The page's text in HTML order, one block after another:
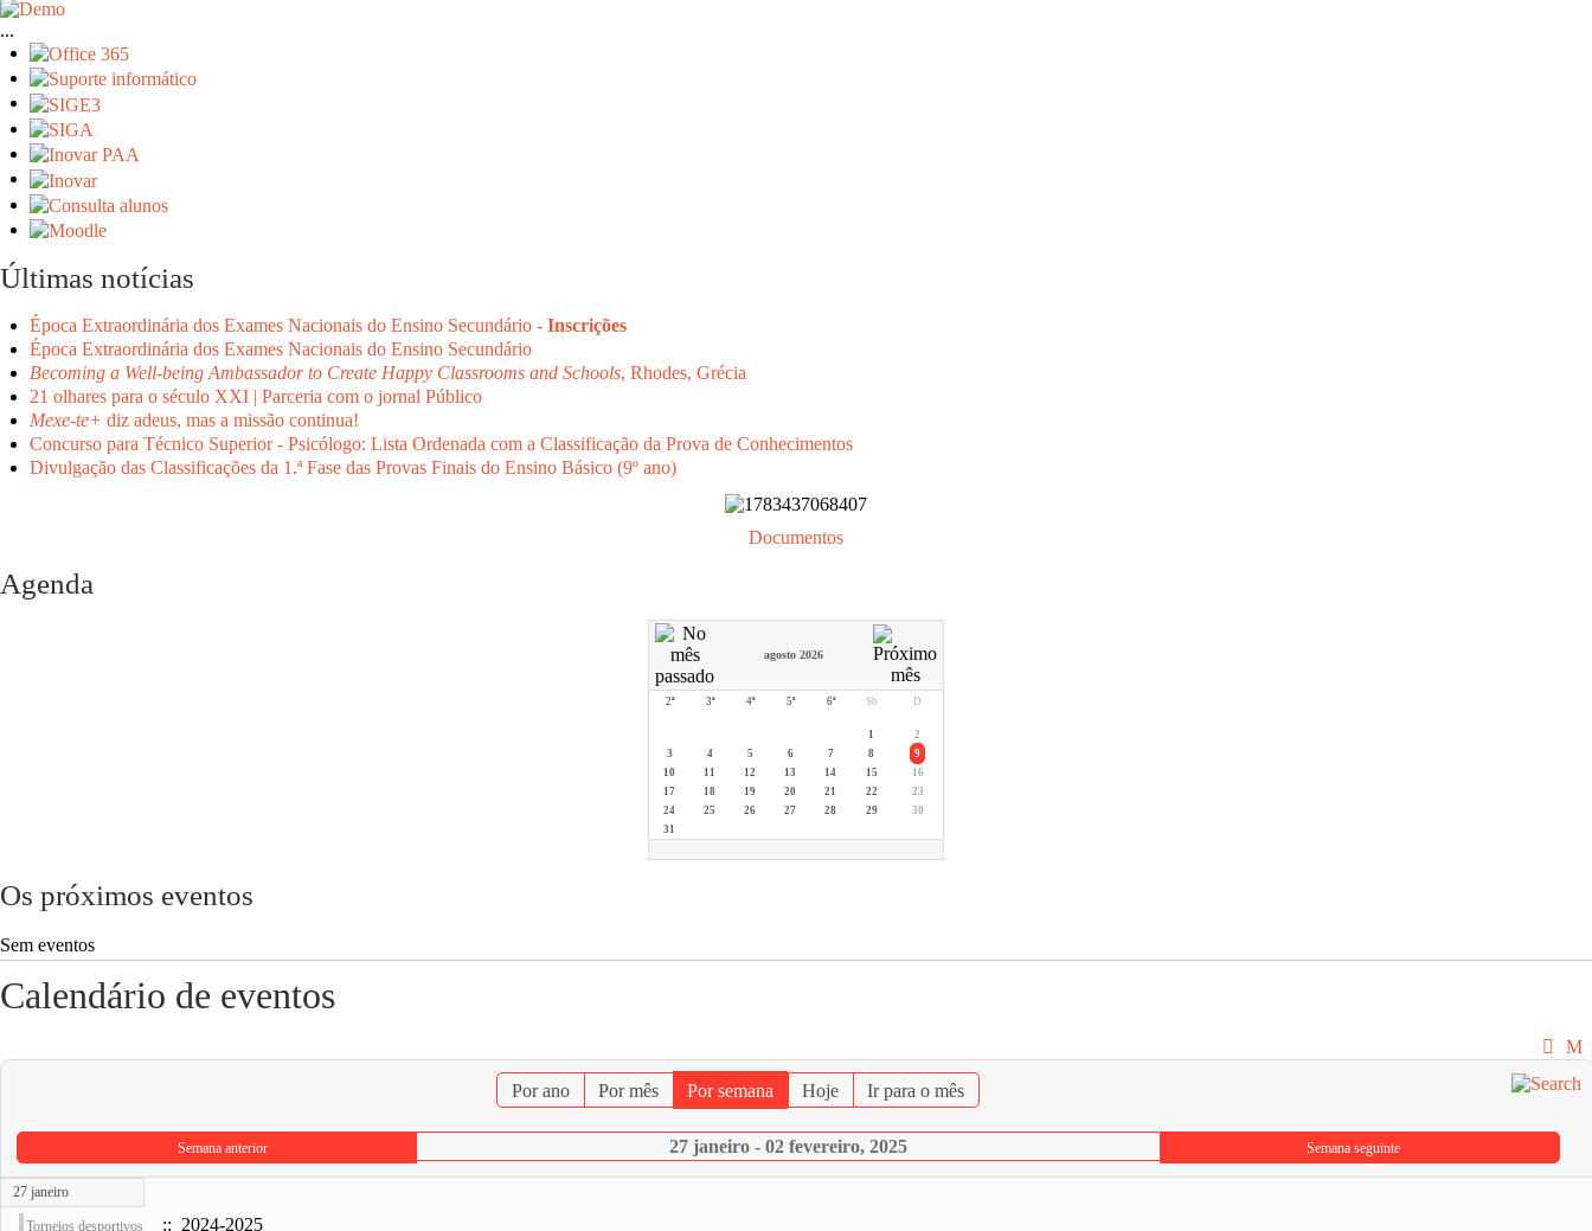
...
Últimas notícias
Época Extraordinária dos Exames Nacionais do Ensino Secundário - Inscrições
Época Extraordinária dos Exames Nacionais do Ensino Secundário
Becoming a Well-being Ambassador to Create Happy Classrooms and Schools, Rhodes, Grécia
21 olhares para o século XXI | Parceria com o jornal Público
Mexe-te+ diz adeus, mas a missão continua!
Concurso para Técnico Superior - Psicólogo: Lista Ordenada com a Classificação da Prova de Conhecimentos
Divulgação das Classificações da 1.ª Fase das Provas Finais do Ensino Básico (9º ano)
Documentos
Agenda
agosto 2026
2ª 3ª 4ª 5ª 6ª Sb D
1
2
3
4 5 6 7 8
9
10
11 12 13 14 15
16
17
18 19 20 21 22
23
24
25 26 27 28 29
30
31
Os próximos eventos
Sem eventos
Calendário de eventos
Por ano Por mês Por semana Hoje Ir para o mês
Semana anterior 27 janeiro - 02 fevereiro, 2025 Semana seguinte
27 janeiro
Torneios desportivos :: 2024-2025